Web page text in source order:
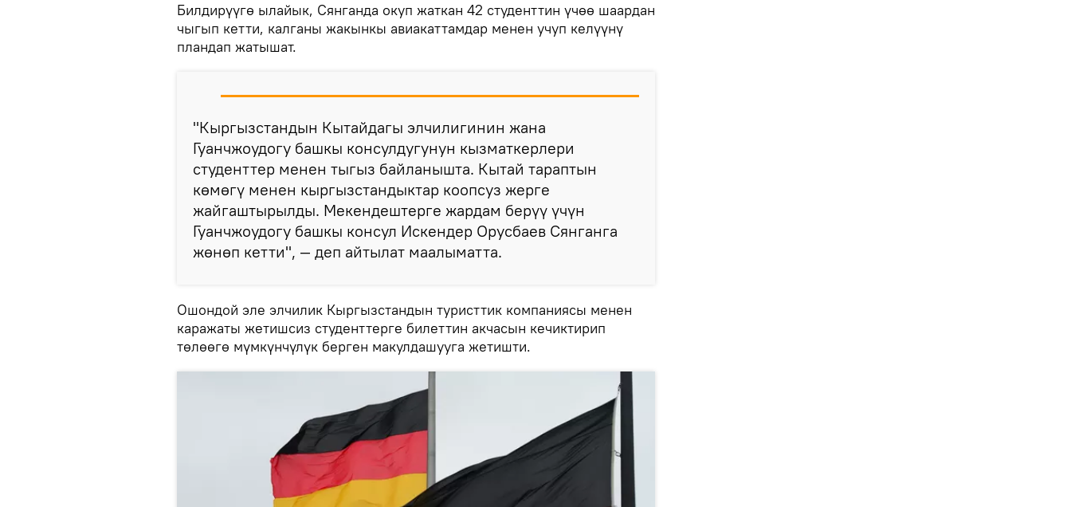
Билдирүүгө ылайык, Сянганда окуп жаткан 42 студенттин үчөө шаардан
чыгып кетти, калганы жакынкы авиакаттамдар менен учуп келүүнү
пландап жатышат.
"Кыргызстандын Кытайдагы элчилигинин жана
Гуанчжоудогу башкы консулдугунун кызматкерлери
студенттер менен тыгыз байланышта. Кытай тараптын
көмөгү менен кыргызстандыктар коопсуз жерге
жайгаштырылды. Мекендештерге жардам берүү үчүн
Гуанчжоудогу башкы консул Искендер Орусбаев Сянганга
жөнөп кетти", — деп айтылат маалыматта.
Ошондой эле элчилик Кыргызстандын туристтик компаниясы менен
каражаты жетишсиз студенттерге билеттин акчасын кечиктирип
төлөөгө мүмкүнчүлүк берген макулдашууга жетишти.